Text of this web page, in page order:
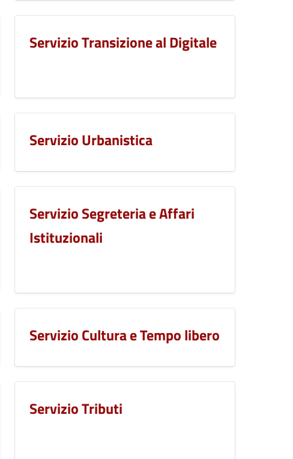
Servizio Transizione al Digitale
Servizio Urbanistica
Servizio Segreteria e Affari
Istituzionali
Servizio Cultura e Tempo libero
Servizio Tributi